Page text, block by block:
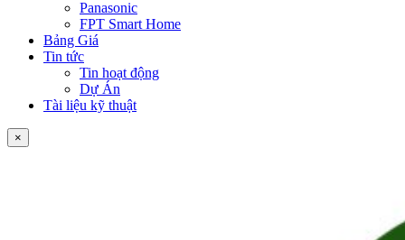
Panasonic
FPT Smart Home
Bảng Giá
Tin tức
Tin hoạt động
Dự Án
Tài liệu kỹ thuật
×